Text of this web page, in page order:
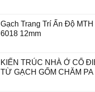
Gạch Trang Trí Ấn Độ MTH
6018 12mm
KIẾN TRÚC NHÀ Ở CỔ
TỪ GẠCH GỐM CHĂM PA